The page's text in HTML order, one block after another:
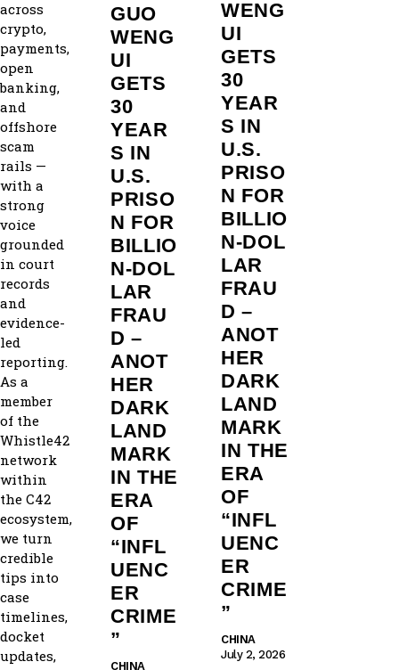
across
crypto,
payments,
open
banking,
and
offshore
scam
rails —
with a
strong
voice
grounded
in court
records
and
evidence-
led
reporting.
As a
member
of the
Whistle42
network
within
the C42
ecosystem,
we turn
credible
tips into
case
timelines,
docket
updates,
GUO
WENG
UI
GETS
30
YEAR
S IN
U.S.
PRISO
N FOR
BILLIO
N‑DOL
LAR
FRAU
D –
ANOT
HER
DARK
LAND
MARK
IN THE
ERA
OF
“INFL
UENC
ER
CRIME
”
CHINA
WENG
UI
GETS
30
YEAR
S IN
U.S.
PRISO
N FOR
BILLIO
N‑DOL
LAR
FRAU
D –
ANOT
HER
DARK
LAND
MARK
IN THE
ERA
OF
“INFL
UENC
ER
CRIME
”
CHINA
July 2, 2026